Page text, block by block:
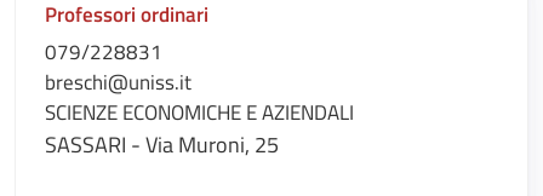
Professori ordinari
079/228831
breschi@uniss.it
SCIENZE ECONOMICHE E AZIENDALI
SASSARI - Via Muroni, 25